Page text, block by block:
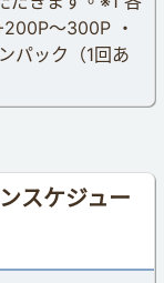
〜300P ・
パック（1回あ
スケジュー